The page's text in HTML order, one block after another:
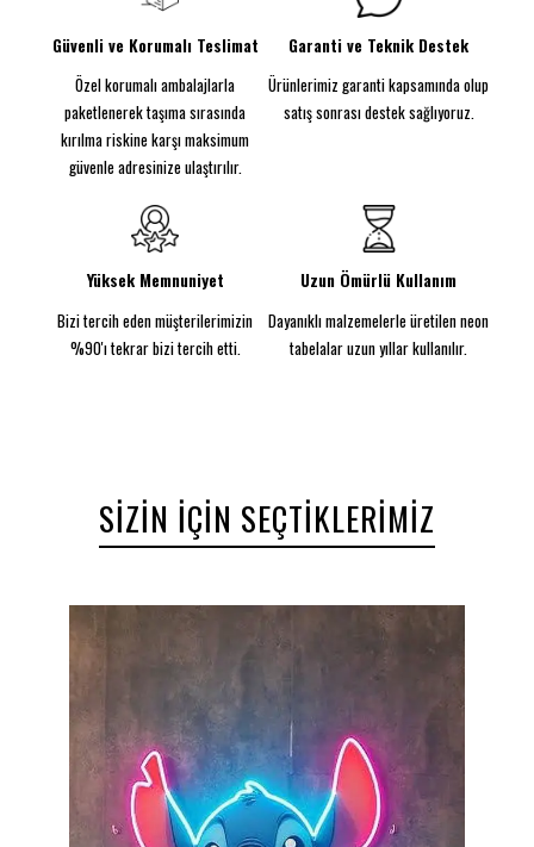
bir atmosfer kazandırır. Parlak sarı, pembe ve
beyaz tonlarıyla mekânınıza hem tatlı hem de
dinamik bir hava katar.
Özellikler:
Malzeme:5MM kalınlığında şeffaf akrilik arka plaka,
sağlam ve şık bir görünüm sağlar.
Güç Kaynağı:DC 12V güç kaynağı ile güvenli ve
Boyutlar:70 cm genişlik ve 50 cm yükseklik, her
ortamda dikkat çekici bir etki yaratır.
Güç/Watt:12V ile çalışarak 60W güçle mükemmel
aydınlatma sağlar.
CE normlarına uygun fişe tak-çalıştır adaptörüyle
birlikte sunulan Bubble Waffle Neon Tabela, duvara
Güvenli ve Korumalı Teslimat
Özel korumalı ambalajlarla
paketlenerek taşıma sırasında
kırılma riskine karşı maksimum
güvenle adresinize ulaştırılır.
Garanti ve Teknik Destek
Ürünlerimiz garanti kapsamında olup
satış sonrası destek sağlıyoruz.
Yüksek Memnuniyet
Bizi tercih eden müşterilerimizin
%90'ı tekrar bizi tercih etti.
Uzun Ömürlü Kullanım
Dayanıklı malzemelerle üretilen neon
tabelalar uzun yıllar kullanılır.
SIZIN İÇIN SEÇTIKLERIMIZ